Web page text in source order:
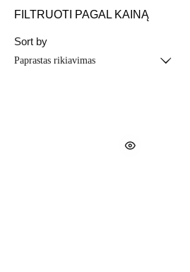
FILTRUOTI PAGAL KAINĄ
Sort by